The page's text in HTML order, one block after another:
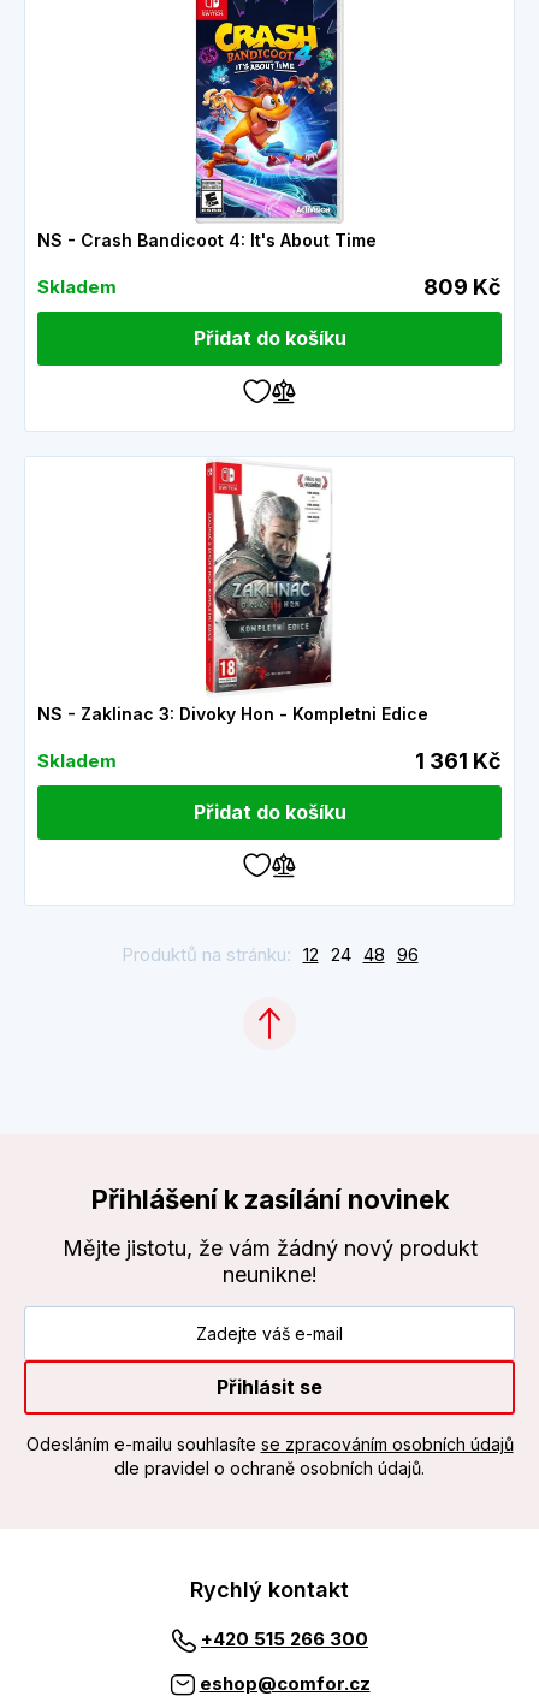
NS - Crash Bandicoot 4: It's About Time
Skladem 809 Kč
Přidat do košíku
NS - Zaklinac 3: Divoky Hon - Kompletni Edice
Skladem 1 361 Kč
Přidat do košíku
Produktů na stránku: 12 24 48 96
Přihlášení k zasílání novinek
Mějte jistotu, že vám žádný nový produkt
neunikne!
Přihlásit se
Odesláním e-mailu souhlasíte se zpracováním osobních údajů
dle pravidel o ochraně osobních údajů.
Rychlý kontakt
+420 515 266 300
eshop@comfor.cz